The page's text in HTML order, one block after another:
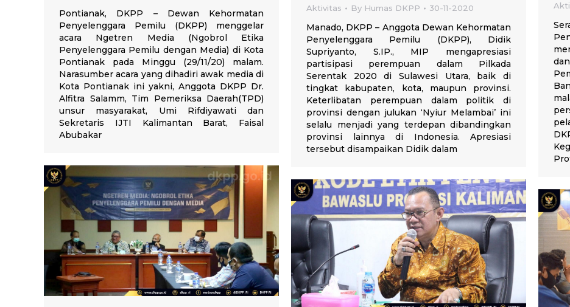
Pontianak, DKPP – Dewan Kehormatan
Penyelenggara Pemilu (DKPP) menggelar
acara Ngetren Media (Ngobrol Etika
Penyelenggara Pemilu dengan Media) di Kota
Pontianak pada Minggu (29/11/20) malam.
Narasumber acara yang dihadiri awak media di
Kota Pontianak ini yakni, Anggota DKPP Dr.
Alfitra Salamm, Tim Pemeriksa Daerah(TPD)
unsur masyarakat, Umi Rifdiyawati dan
Sekretaris IJTI Kalimantan Barat, Faisal
Abubakar
Aktivitas By Humas DKPP 30-11-2020
Manado, DKPP – Anggota Dewan Kehormatan
Penyelenggara Pemilu (DKPP), Didik
Supriyanto, S.IP., MIP mengapresiasi
partisipasi perempuan dalam Pilkada
Serentak 2020 di Sulawesi Utara, baik di
tingkat kabupaten, kota, maupun provinsi.
Keterlibatan perempuan dalam politik di
provinsi dengan julukan ‘Nyiur Melambai’ ini
selalu menjadi yang terdepan dibandingkan
provinsi lainnya di Indonesia. Apresiasi
tersebut disampaikan Didik dalam